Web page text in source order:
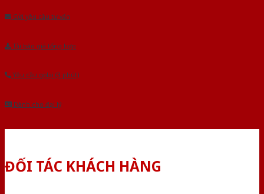
Gửi yêu cầu tư vấn
Tải báo giá tổng hợp
Yêu cầu gọi lại (3 phút)
Dành cho đại lý
ĐỐI TÁC KHÁCH HÀNG